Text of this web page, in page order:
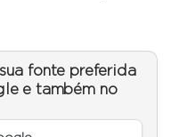
fonte preferida
e também no